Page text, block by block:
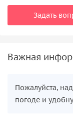
Задать
Важная
Пожалуйста,
погоде и